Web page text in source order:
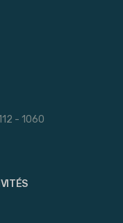
- 1060